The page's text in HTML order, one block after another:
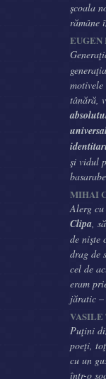
şcoala
rămâne
motivele
tânără,
şi vidul
MIHAI
Alerg cu
Clipa,
de nişte
drag de
cel de
eram
jăratic –
VASILE
Puţini
poeţi,
cu un
într-o